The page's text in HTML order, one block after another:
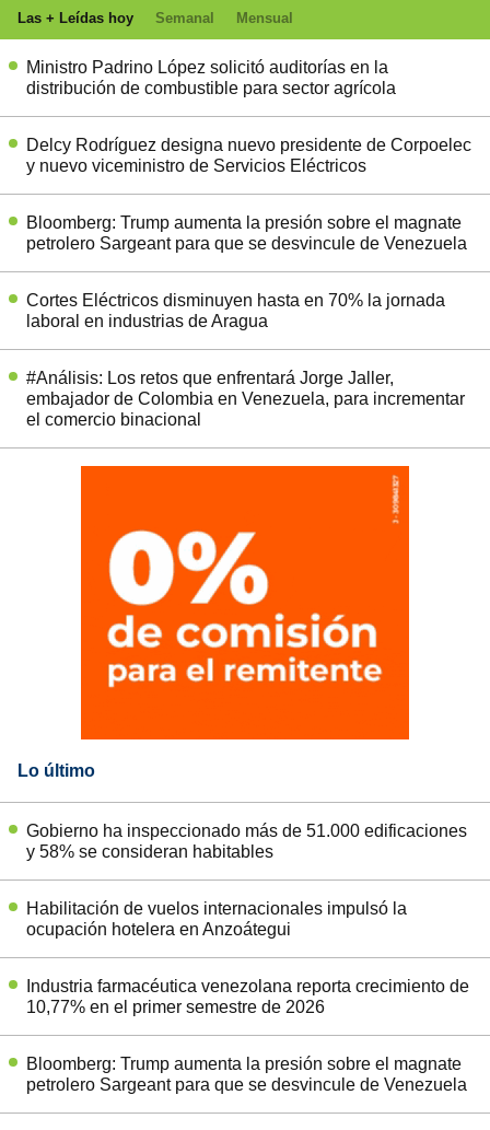
Las + Leídas hoy Semanal Mensual
Ministro Padrino López solicitó auditorías en la
distribución de combustible para sector agrícola
Delcy Rodríguez designa nuevo presidente de Corpoelec
y nuevo viceministro de Servicios Eléctricos
Bloomberg: Trump aumenta la presión sobre el magnate
petrolero Sargeant para que se desvincule de Venezuela
Cortes Eléctricos disminuyen hasta en 70% la jornada
laboral en industrias de Aragua
#Análisis: Los retos que enfrentará Jorge Jaller,
embajador de Colombia en Venezuela, para incrementar
el comercio binacional
Lo último
Gobierno ha inspeccionado más de 51.000 edificaciones
y 58% se consideran habitables
Habilitación de vuelos internacionales impulsó la
ocupación hotelera en Anzoátegui
Industria farmacéutica venezolana reporta crecimiento de
10,77% en el primer semestre de 2026
Bloomberg: Trump aumenta la presión sobre el magnate
petrolero Sargeant para que se desvincule de Venezuela